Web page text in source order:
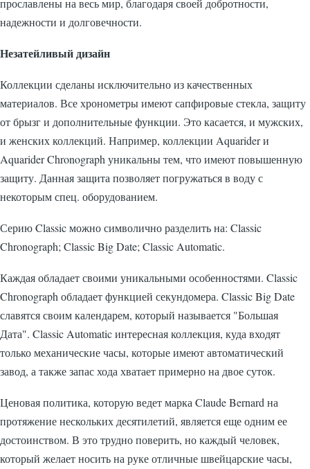
прославлены на весь мир, благодаря своей добротности,
надежности и долговечности.
Незатейливый дизайн
Коллекции сделаны исключительно из качественных
материалов. Все хронометры имеют сапфировые стекла, защиту
от брызг и дополнительные функции. Это касается, и мужских,
и женских коллекций. Например, коллекции Aquarider и
Aquarider Chronograph уникальны тем, что имеют повышенную
защиту. Данная защита позволяет погружаться в воду с
некоторым спец. оборудованием.
Серию Classic можно символично разделить на: Classic
Chronograph; Classic Big Date; Classic Automatic.
Каждая обладает своими уникальными особенностями. Classic
Chronograph обладает функцией секундомера. Classic Big Date
славятся своим календарем, который называется "Большая
Дата". Classic Automatic интересная коллекция, куда входят
только механические часы, которые имеют автоматический
завод, а также запас хода хватает примерно на двое суток.
Ценовая политика, которую ведет марка Claude Bernard на
протяжение нескольких десятилетий, является еще одним ее
достоинством. В это трудно поверить, но каждый человек,
который желает носить на руке отличные швейцарские часы,